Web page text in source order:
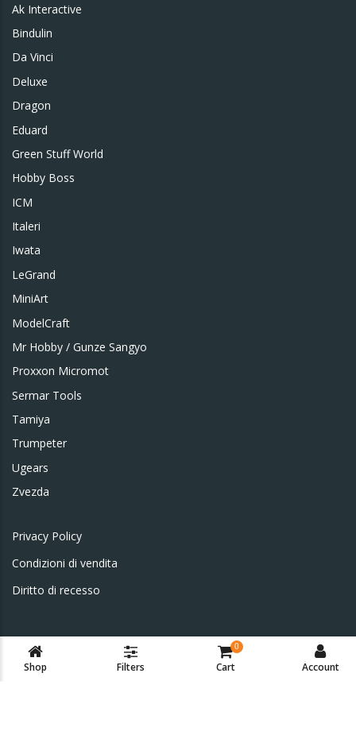
Ak Interactive
Bindulin
Da Vinci
Deluxe
Dragon
Eduard
Green Stuff World
Hobby Boss
ICM
Italeri
Iwata
LeGrand
MiniArt
ModelCraft
Mr Hobby / Gunze Sangyo
Proxxon Micromot
Sermar Tools
Tamiya
Trumpeter
Ugears
Zvezda
Privacy Policy
Condizioni di vendita
Diritto di recesso
© 2023 All Rights Reserved.
Shop Filters
0
Cart Account